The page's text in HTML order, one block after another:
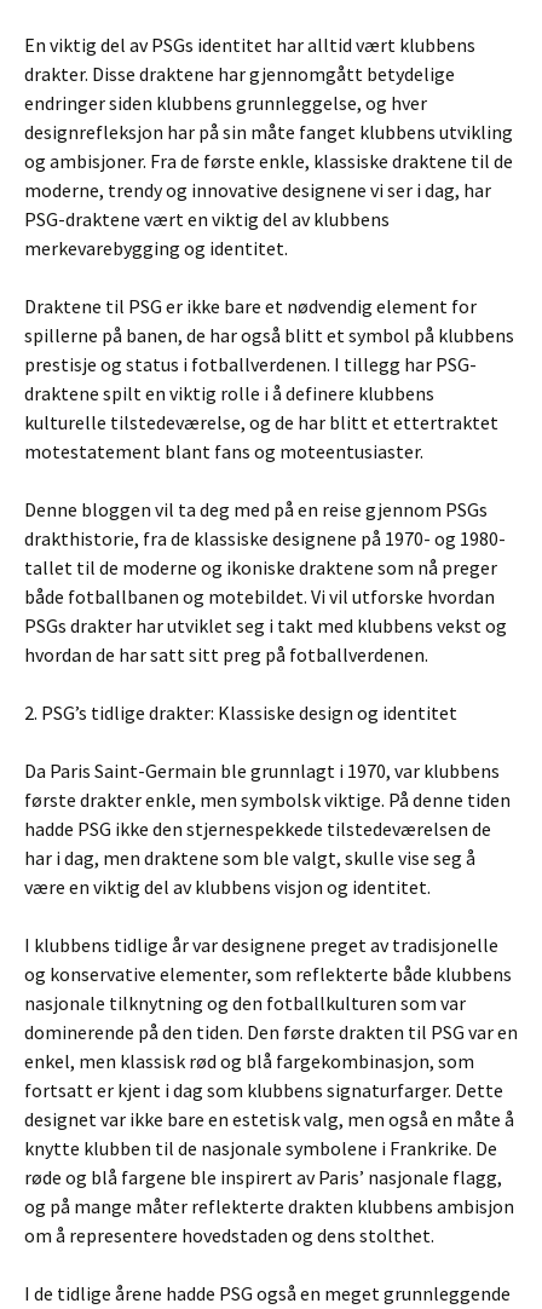
En viktig del av PSGs identitet har alltid vært klubbens
drakter. Disse draktene har gjennomgått betydelige
endringer siden klubbens grunnleggelse, og hver
designrefleksjon har på sin måte fanget klubbens utvikling
og ambisjoner. Fra de første enkle, klassiske draktene til de
moderne, trendy og innovative designene vi ser i dag, har
PSG-draktene vært en viktig del av klubbens
merkevarebygging og identitet.
Draktene til PSG er ikke bare et nødvendig element for
spillerne på banen, de har også blitt et symbol på klubbens
prestisje og status i fotballverdenen. I tillegg har PSG-
draktene spilt en viktig rolle i å definere klubbens
kulturelle tilstedeværelse, og de har blitt et ettertraktet
motestatement blant fans og moteentusiaster.
Denne bloggen vil ta deg med på en reise gjennom PSGs
drakthistorie, fra de klassiske designene på 1970- og 1980-
tallet til de moderne og ikoniske draktene som nå preger
både fotballbanen og motebildet. Vi vil utforske hvordan
PSGs drakter har utviklet seg i takt med klubbens vekst og
hvordan de har satt sitt preg på fotballverdenen.
2. PSG’s tidlige drakter: Klassiske design og identitet
Da Paris Saint-Germain ble grunnlagt i 1970, var klubbens
første drakter enkle, men symbolsk viktige. På denne tiden
hadde PSG ikke den stjernespekkede tilstedeværelsen de
har i dag, men draktene som ble valgt, skulle vise seg å
være en viktig del av klubbens visjon og identitet.
I klubbens tidlige år var designene preget av tradisjonelle
og konservative elementer, som reflekterte både klubbens
nasjonale tilknytning og den fotballkulturen som var
dominerende på den tiden. Den første drakten til PSG var en
enkel, men klassisk rød og blå fargekombinasjon, som
fortsatt er kjent i dag som klubbens signaturfarger. Dette
designet var ikke bare en estetisk valg, men også en måte å
knytte klubben til de nasjonale symbolene i Frankrike. De
røde og blå fargene ble inspirert av Paris’ nasjonale flagg,
og på mange måter reflekterte drakten klubbens ambisjon
om å representere hovedstaden og dens stolthet.
I de tidlige årene hadde PSG også en meget grunnleggende